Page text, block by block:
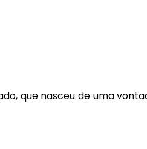
que nasceu de uma